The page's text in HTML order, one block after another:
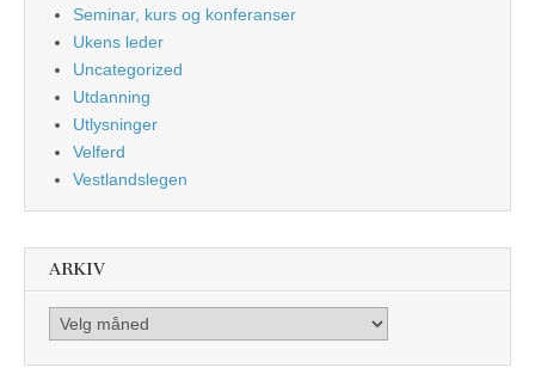
Seminar, kurs og konferanser
Ukens leder
Uncategorized
Utdanning
Utlysninger
Velferd
Vestlandslegen
ARKIV
Arkiv